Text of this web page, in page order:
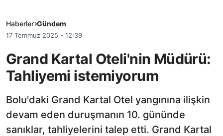
Haberler Gündem
17 Temmuz 2025 - 12:39
Grand Kartal Oteli'nin Müdürü:
Tahliyemi istemiyorum
Bolu'daki Grand Kartal Otel yangınına ilişkin
devam eden duruşmanın 10. gününde
sanıklar, tahliyelerini talep etti. Grand Kartal